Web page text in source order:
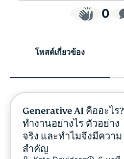
0
โพสต์เกี่ยวข้อง
Generative AI คืออะไร?
ทำงานอย่างไร ตัวอย่าง
จริง และทำไมจึงมีความ
สำคัญ